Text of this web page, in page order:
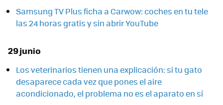
Samsung TV Plus ficha a Carwow: coches en tu tele
las 24 horas gratis y sin abrir YouTube
29 junio
Los veterinarios tienen una explicación: si tu gato
desaparece cada vez que pones el aire
acondicionado, el problema no es el aparato en sí